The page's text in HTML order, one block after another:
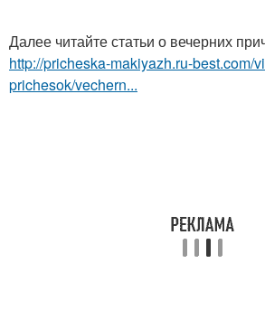
Далее читайте статьи о вечерних
http://pricheska-makiyazh.ru-best.com/
prichesok/vechern...